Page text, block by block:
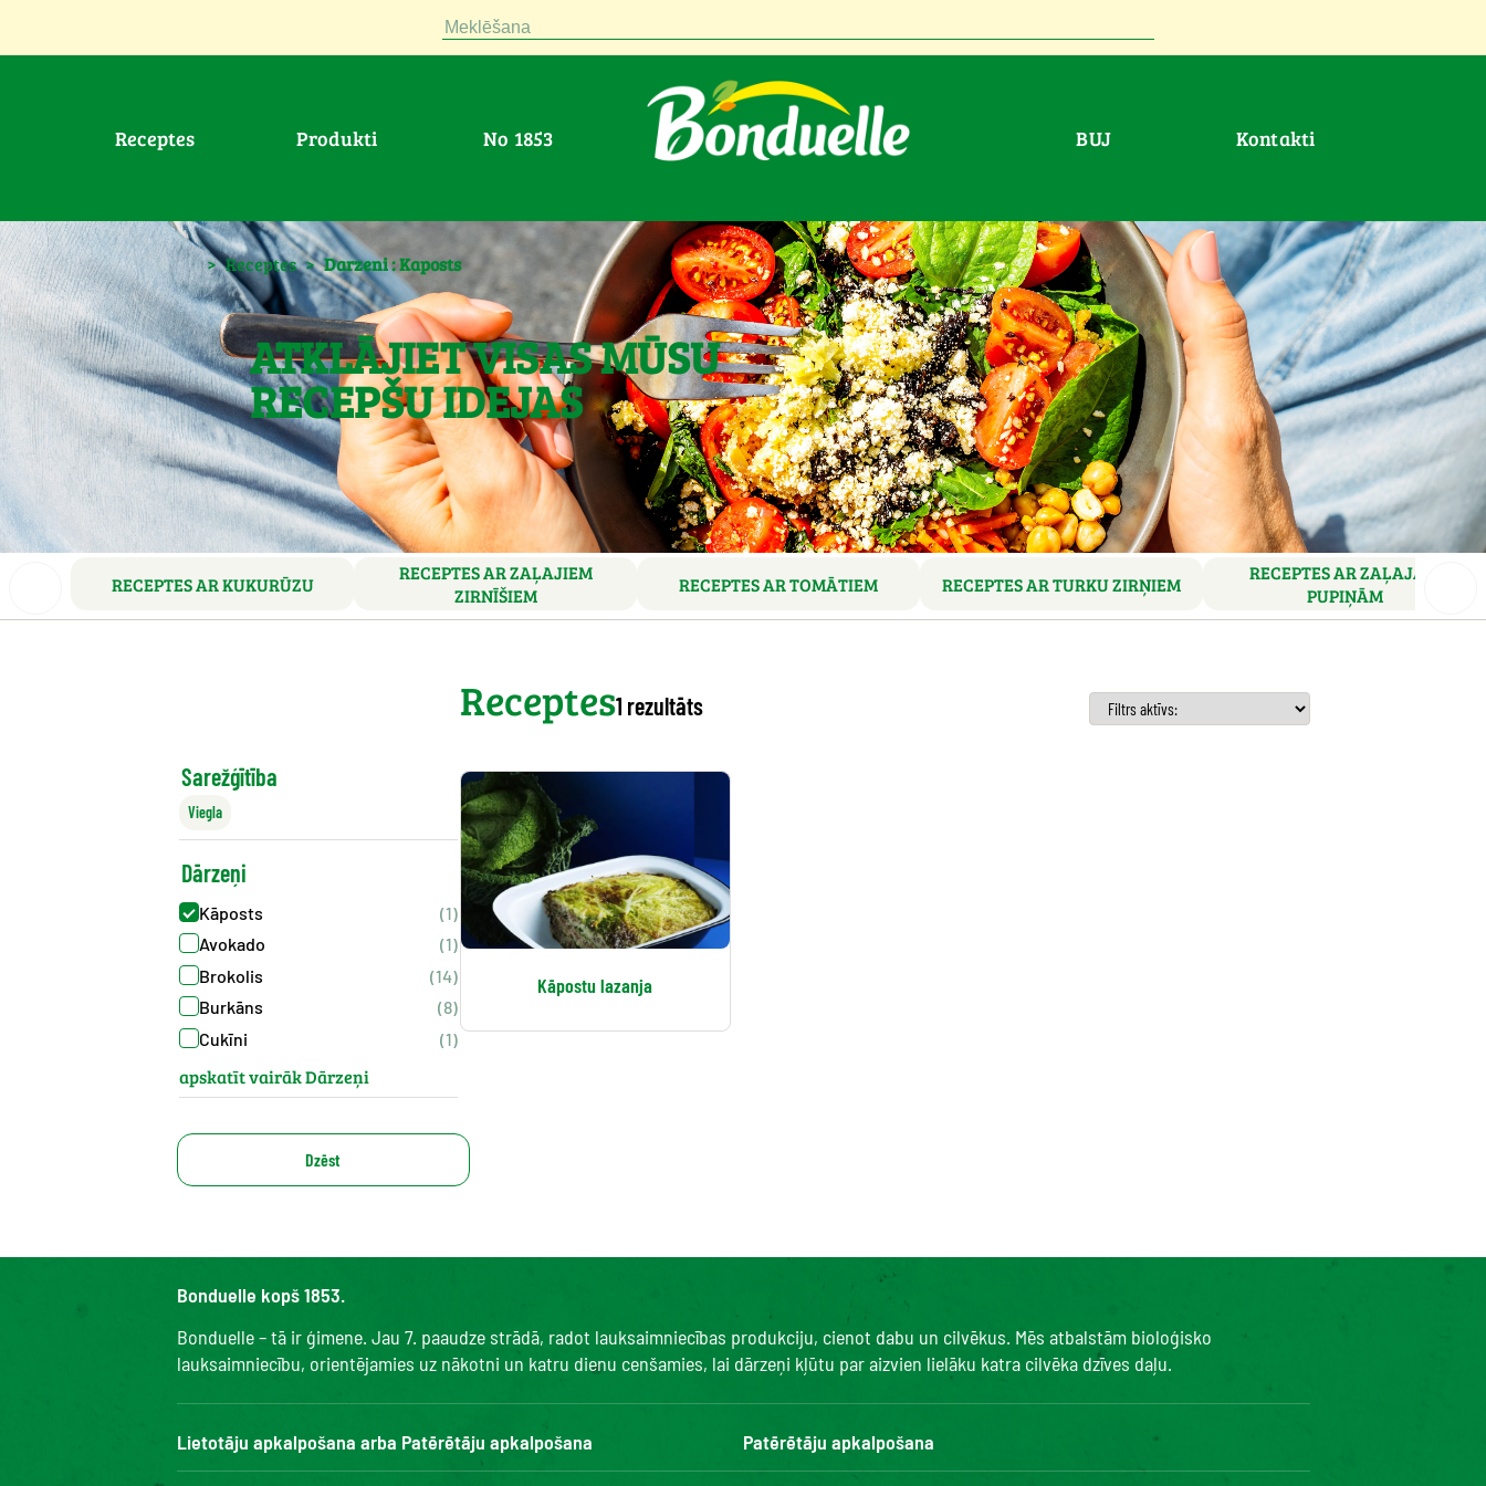
Meklēšana
Receptes Produkti No 1853 BUJ Kontakti
> Receptes > Darzeni : Kaposts
ATKLĀJIET VISAS MŪSU
RECEPŠU IDEJAS
RECEPTES AR KUKURŪZU
RECEPTES AR ZAĻAJIEM
ZIRNĪŠIEM
RECEPTES AR TOMĀTIEM RECEPTES AR TURKU ZIRŅIEM
RECEPTES AR ZAĻAJĀM
PUPIŅĀM
Receptes1 rezultāts
Sarežģītība
Viegla
Dārzeņi
Kāposts
(1)
Avokado
(1)
Brokolis
(14)
Burkāns
(8)
Cukīni
(1)
apskatīt vairāk Dārzeņi
Dzēst
Kāpostu lazanja
Bonduelle kopš 1853.
Bonduelle – tā ir ģimene. Jau 7. paaudze strādā, radot lauksaimniecības produkciju, cienot dabu un cilvēkus. Mēs atbalstām bioloģisko
lauksaimniecību, orientējamies uz nākotni un katru dienu cenšamies, lai dārzeņi kļūtu par aizvien lielāku katra cilvēka dzīves daļu.
Lietotāju apkalpošana arba Patērētāju apkalpošana
Patērētāju apkalpošana